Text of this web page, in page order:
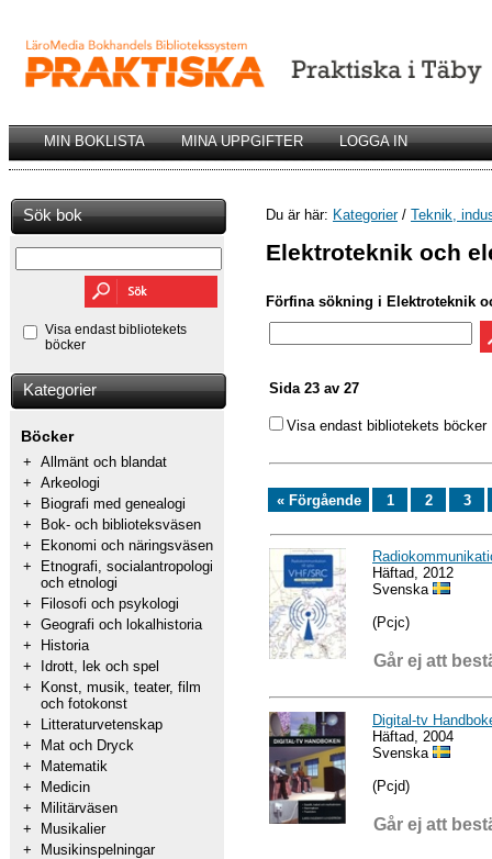
MIN BOKLISTA MINA UPPGIFTER LOGGA IN
Sök bok
Visa endast bibliotekets
böcker
Kategorier
Böcker
+ Allmänt och blandat
+ Arkeologi
+
Biografi med genealogi
+
Bok- och biblioteksväsen
+
Ekonomi och näringsväsen
+
Etnografi, socialantropologi
och etnologi
+
Filosofi och psykologi
+ Geografi och lokalhistoria
+
Historia
+
Idrott, lek och spel
+
Konst, musik, teater, film
och fotokonst
+
Litteraturvetenskap
+
Mat och Dryck
+
Matematik
+
Medicin
+
Militärväsen
+
Musikalier
+
Musikinspelningar
Du är här: Kategorier/ Teknik,
Elektroteknik och
Förfina sökning i Elektroteknik
Sida 23 av 27
Visa endast bibliotekets böcker
« Förgående 1 2 3
Häftad, 2012
Svenska
(Pcjc)
Går ej att
Digital-tv
Häftad, 2004
Svenska
(Pcjd)
Går ej att